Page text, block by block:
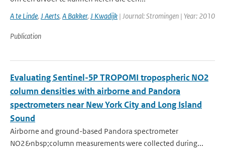
A te Linde, J Aerts, A Bakker, J Kwadijk | Journal: Stromingen | Year: 2010
Publication
Evaluating Sentinel-5P TROPOMI tropospheric NO2
column densities with airborne and Pandora
spectrometers near New York City and Long Island
Sound
Airborne and ground-based Pandora spectrometer
NO2&nbsp;column measurements were collected during...